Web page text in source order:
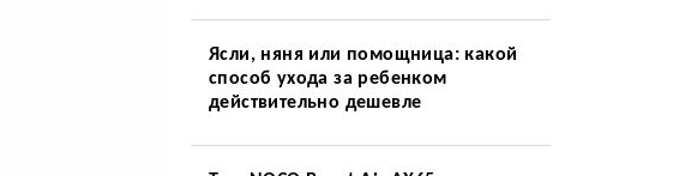
Ясли, няня или помощница: какой
способ ухода за ребенком
действительно дешевле